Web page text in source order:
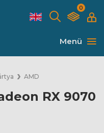
0
Menü
AMD
RX 9070